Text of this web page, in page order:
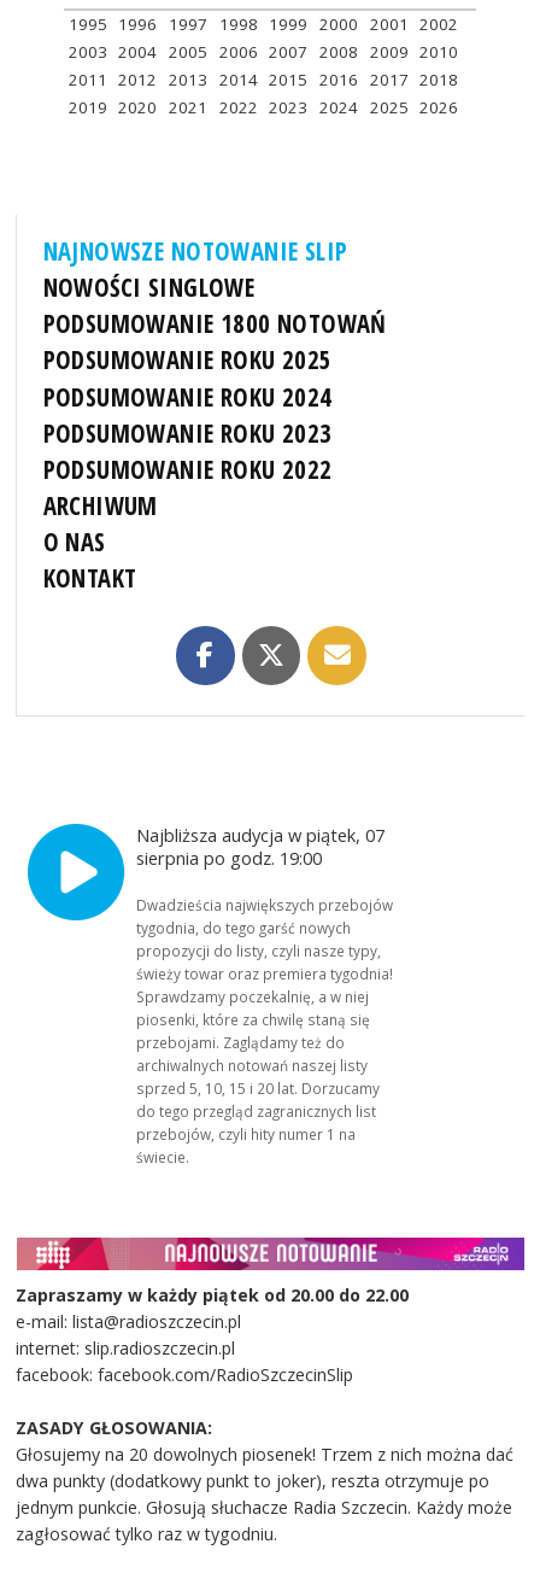
1995 1996 1997 1998 1999 2000 2001
2002
2003 2004 2005 2006 2007 2008 2009 2010
2011
2012 2013 2014 2015 2016 2017 2018
2019 2020 2021 2022 2023 2024 2025 2026
NAJNOWSZE NOTOWANIE SLIP
NOWOŚCI SINGLOWE
PODSUMOWANIE 1800 NOTOWAŃ
PODSUMOWANIE ROKU 2025
PODSUMOWANIE ROKU 2024
PODSUMOWANIE ROKU 2023
PODSUMOWANIE ROKU 2022
ARCHIWUM
O NAS
KONTAKT
Najbliższa audycja w piątek, 07
sierpnia po godz. 19:00
Dwadzieścia największych przebojów
tygodnia, do tego garść nowych
propozycji do listy, czyli nasze typy,
świeży towar oraz premiera tygodnia!
Sprawdzamy poczekalnię, a w niej
piosenki, które za chwilę staną się
przebojami. Zaglądamy też do
archiwalnych notowań naszej listy
sprzed 5, 10, 15 i 20 lat. Dorzucamy
do tego przegląd zagranicznych list
przebojów, czyli hity numer 1 na
świecie.
Zapraszamy w każdy piątek od 20.00 do 22.00
e-mail: lista@radioszczecin.pl
internet: slip.radioszczecin.pl
facebook: facebook.com/RadioSzczecinSlip
ZASADY GŁOSOWANIA:
Głosujemy na 20 dowolnych piosenek! Trzem z nich można dać
dwa punkty (dodatkowy punkt to joker), reszta otrzymuje po
jednym punkcie. Głosują słuchacze Radia Szczecin. Każdy może
zagłosować tylko raz w tygodniu.